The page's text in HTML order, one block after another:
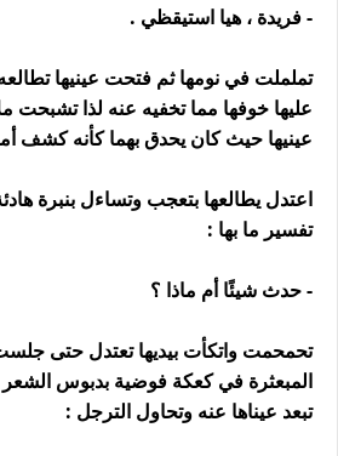
- فريدة ، هيا استيقظي .
تململت في نومها ثم فتحت عينيها
عليها خوفها مما تخفيه عنه لذا تشبحت
عينيها حيث كان يحدق بهما كأنه كشف
اعتدل يطالعها بتعجب وتساءل بنبرة
تفسير ما بها :
- حدث شيئًا أم ماذا ؟
تحمحمت واتكأت بيديها تعتدل حتى
المبعثرة في كعكة فوضية بدبوس
تبعد عيناها عنه وتحاول الترجل :